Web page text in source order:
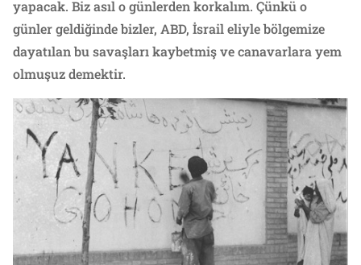
yapacak. Biz asıl o günlerden korkalım. Çünkü o
günler geldiğinde bizler, ABD, İsrail eliyle bölgemize
dayatılan bu savaşları kaybetmiş ve canavarlara yem
olmuşuz demektir.